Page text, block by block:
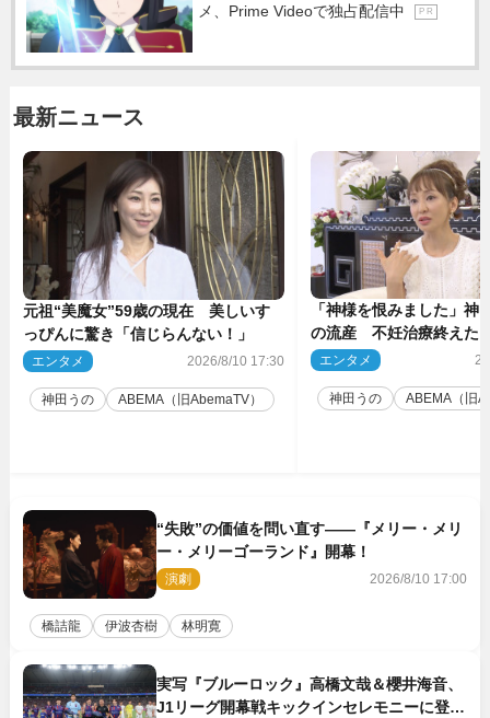
メ、Prime Videoで独占配信中
P R
最新ニュース
元祖“美魔女”59歳の現在 美しいす
っぴんに驚き「信じらんない！」
エンタメ 2026/8/10 17:30
神田うの ABEMA（旧AbemaTV）
「神様を恨みました」神
の流産 不妊治療終えた
エンタメ
神田うの ABEMA（旧
“失敗”の価値を問い直す――『メリー・メリ
ー・メリーゴーランド』開幕！
演劇 2026/8/10 17:00
橋詰龍 伊波杏樹 林明寛
実写『ブルーロック』高橋文哉＆櫻井海音、
J1リーグ開幕戦キックインセレモニーに登場